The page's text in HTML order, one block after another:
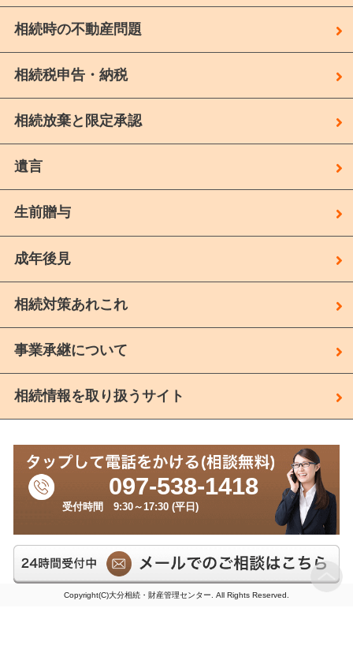
相続時の不動産問題
相続税申告・納税
相続放棄と限定承認
遺言
生前贈与
成年後見
相続対策あれこれ
事業承継について
相続情報を取り扱うサイト
097-538-1418
受付時間 9:30～17:30 (平日)
Copyright(C)大分相続・財産管理センター. All Rights Reserved.